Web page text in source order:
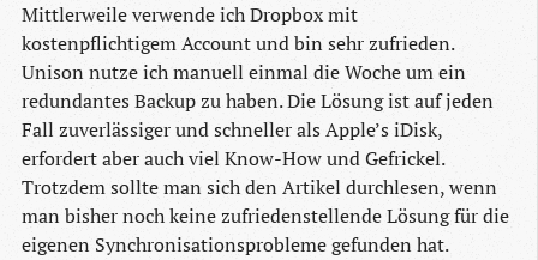
Mittlerweile verwende ich Dropbox mit
kostenpflichtigem Account und bin sehr zufrieden.
Unison nutze ich manuell einmal die Woche um ein
redundantes Backup zu haben. Die Lösung ist auf jeden
Fall zuverlässiger und schneller als Apple’s iDisk,
erfordert aber auch viel Know-How und Gefrickel.
Trotzdem sollte man sich den Artikel durchlesen, wenn
man bisher noch keine zufriedenstellende Lösung für die
eigenen Synchronisationsprobleme gefunden hat.